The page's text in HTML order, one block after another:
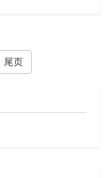
尾页